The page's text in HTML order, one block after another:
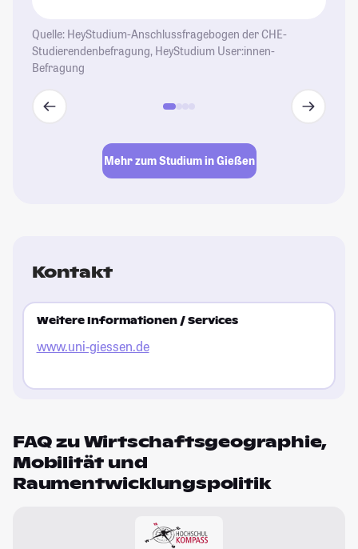
Quelle: HeyStudium-Anschlussfragebogen der CHE-
Studierendenbefragung, HeyStudium User:innen-
Befragung
Mehr zum Studium in Gießen
Kontakt
Weitere Informationen / Services
www.uni-giessen.de
FAQ zu Wirtschaftsgeographie,
Mobilität und
Raumentwicklungspolitik